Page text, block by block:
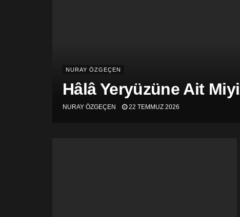
NURAY ÖZGEÇEN
Hâlâ Yeryüzüne Ait
NURAY ÖZGEÇEN 22 TEMMUZ 2026